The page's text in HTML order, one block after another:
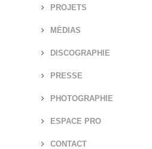
PROJETS
MÉDIAS
DISCOGRAPHIE
PRESSE
PHOTOGRAPHIE
ESPACE PRO
CONTACT